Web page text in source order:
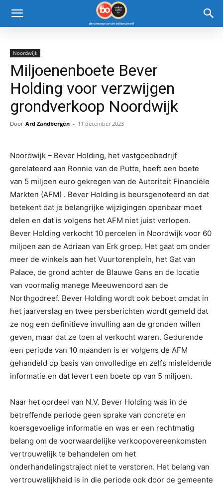
Noordwijk
Miljoenenboete Bever
Holding voor verzwijgen
grondverkoop Noordwijk
Door Ard Zandbergen - 11 december 2023
Noordwijk – Bever Holding, het vastgoedbedrijf
gerelateerd aan Ronnie van de Putte, heeft een boete
van 5 miljoen euro gekregen van de Autoriteit Financiële
Markten (AFM) . Bever Holding is beursgenoteerd en dat
betekent dat je belangrijke wijzigingen openbaar moet
delen en dat is volgens het AFM niet juist verlopen.
Bever Holding verkocht 10 percelen in Noordwijk voor 60
miljoen aan de Adriaan van Erk groep. Het gaat om onder
meer de winkels aan het Vuurtorenplein, het Gat van
Palace, de grond achter de Blauwe Gans en de locatie
van voormalig manege Meeuwenoord aan de
Northgodreef. Bever Holding wordt ook beboet omdat in
het jaarverslag en twee persberichten wordt gemeld dat
ze nog een definitieve invulling aan de gronden willen
geven, maar dat ze toen al verkocht waren. Gedurende
een periode van 10 maanden is er volgens de AFM
gehandeld op basis van onvolledige en zelfs misleidende
informatie en dat levert een boete op van 5 miljoen.
Naar het oordeel van N.V. Bever Holding was in de
betreffende periode geen sprake van concrete en
koersgevoelige informatie en was er een rechtmatig
belang om de voorwaardelijke verkoopovereenkomsten
vertrouwelijk te behandelen om het
onderhandelingstraject niet te verstoren. Het belang van
vertrouwelijkheid is in die periode ook door de gemeente